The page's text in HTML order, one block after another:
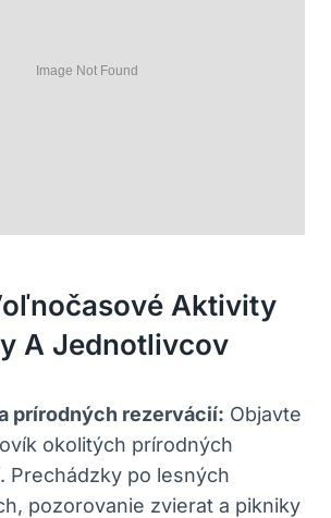
Aktivity
A Jednotlivcov
⁣prírodných rezervácií: Objavte
‍okolitých⁣ prírodných
Prechádzky po lesných
pozorovanie⁣ zvierat a pikniky